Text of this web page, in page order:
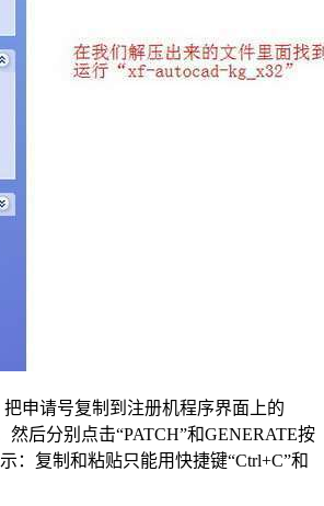
申请号复制到注册机程序界面上的
然后分别点击“PATCH”和GENERATE按
：复制和粘贴只能用快捷键“Ctrl+C”和